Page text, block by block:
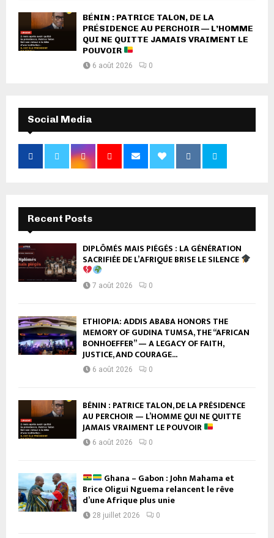
BÉNIN : PATRICE TALON, DE LA
PRÉSIDENCE AU PERCHOIR — L’HOMME
QUI NE QUITTE JAMAIS VRAIMENT LE
POUVOIR
6 août 2026 0
Social Media
Recent Posts
DIPLÔMÉS MAIS PIÉGÉS : LA GÉNÉRATION
SACRIFIÉE DE L’AFRIQUE BRISE LE SILENCE
7 août 2026 0
ETHIOPIA: ADDIS ABABA HONORS THE
MEMORY OF GUDINA TUMSA, THE “AFRICAN
BONHOEFFER” — A LEGACY OF FAITH,
JUSTICE, AND COURAGE...
6 août 2026 0
BÉNIN : PATRICE TALON, DE LA PRÉSIDENCE
AU PERCHOIR — L’HOMME QUI NE QUITTE
JAMAIS VRAIMENT LE POUVOIR
6 août 2026 0
Ghana – Gabon : John Mahama et
Brice Oligui Nguema relancent le rêve
d’une Afrique plus unie
28 juillet 2026 0